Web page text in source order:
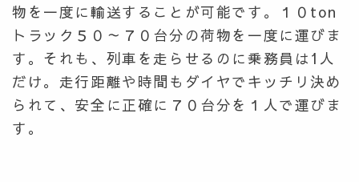
物を一度に輸送することが可能です。１０ton
トラック５０～７０台分の荷物を一度に運びま
す。それも、列車を走らせるのに乗務員は1人
だけ。走行距離や時間もダイヤでキッチリ決め
られて、安全に正確に７０台分を１人で運びま
す。